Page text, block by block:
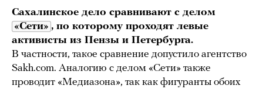
Сахалинское дело сравнивают с делом
«Сети» , по которому проходят левые
активисты из Пензы и Петербурга.
В частности, такое сравнение допустило агентство
Sakh.com. Аналогию с делом «Сети» также
проводит «Медиазона», так как фигуранты обоих